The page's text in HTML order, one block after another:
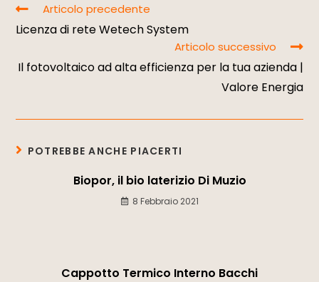
Articolo precedente
Licenza di rete Wetech System
Articolo successivo
Il fotovoltaico ad alta efficienza per la tua azienda |
Valore Energia
POTREBBE ANCHE PIACERTI
Biopor, il bio laterizio Di Muzio
8 Febbraio 2021
Cappotto Termico Interno Bacchi